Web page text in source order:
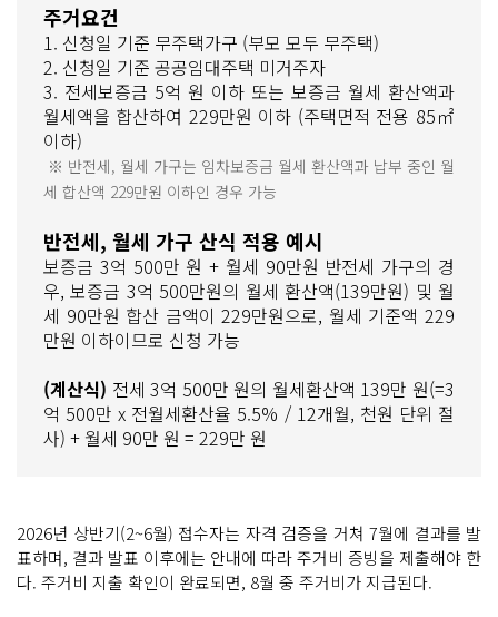
주거요건
1. 신청일 기준 무주택가구 (부모 모두 무주택)
2. 신청일 기준 공공임대주택 미거주자
3. 전세보증금 5억 원 이하 또는 보증금 월세 환산액과
월세액을 합산하여 229만원 이하 (주택면적 전용 85㎡
이하)
※ 반전세, 월세 가구는 임차보증금 월세 환산액과 납부 중인 월
세 합산액 229만원 이하인 경우 가능
반전세, 월세 가구 산식 적용 예시
보증금 3억 500만 원 + 월세 90만원 반전세 가구의 경
우, 보증금 3억 500만원의 월세 환산액(139만원) 및 월
세 90만원 합산 금액이 229만원으로, 월세 기준액 229
만원 이하이므로 신청 가능
(계산식) 전세 3억 500만 원의 월세환산액 139만 원(=3
억 500만 x 전월세환산율 5.5% / 12개월, 천원 단위 절
사) + 월세 90만 원 = 229만 원
2026년 상반기(2~6월) 접수자는 자격 검증을 거쳐 7월에 결과를 발
표하며, 결과 발표 이후에는 안내에 따라 주거비 증빙을 제출해야 한
다. 주거비 지출 확인이 완료되면, 8월 중 주거비가 지급된다.